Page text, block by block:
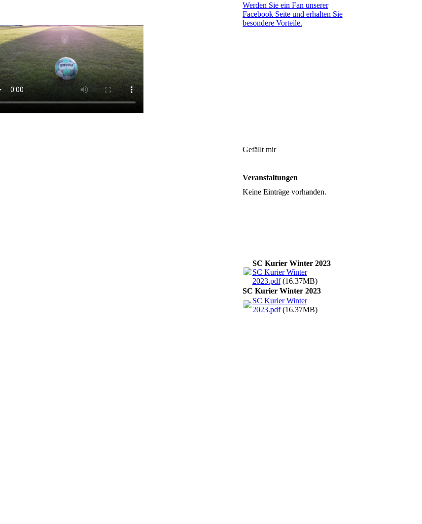
Werden Sie ein Fan unserer
Facebook Seite und erhalten Sie
besondere Vorteile.
Gefällt mir
Veranstaltungen
Keine Einträge vorhanden.
SC Kurier Winter 2023
SC Kurier Winter
2023.pdf(16.37MB)
SC Kurier Winter 2023
SC Kurier Winter
2023.pdf(16.37MB)